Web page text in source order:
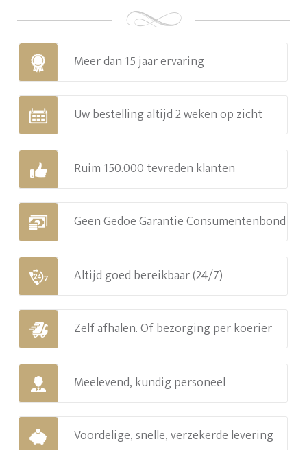
Meer dan 15 jaar ervaring
Uw bestelling altijd 2 weken op zicht
Ruim 150.000 tevreden klanten
Geen Gedoe Garantie Consumentenbond
Altijd goed bereikbaar (24/7)
Zelf afhalen. Of bezorging per koerier
Meelevend, kundig personeel
Voordelige, snelle, verzekerde levering